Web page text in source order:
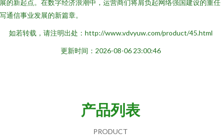
的新起点。在数字经济浪潮中，运营商们将肩负起网络强国建设的重
通信事业发展的新篇章。
如若转载，请注明出处：http://www.vdvyuw.com/product/45.html
更新时间：2026-08-06 23:00:46
产品列表
PRODUCT